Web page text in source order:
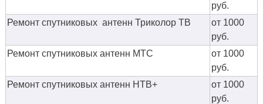
руб.
Ремонт спутниковых антенн Триколор ТВ
от 1000
руб.
Ремонт спутниковых антенн МТС
от 1000
руб.
Ремонт спутниковых антенн НТВ+
от 1000
руб.